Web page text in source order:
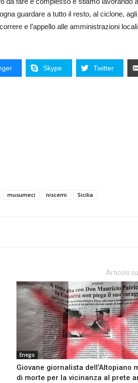
guardare a tutto il resto, al ciclone,
e l’appello alle amministrazioni
Skype Twitter
musumeci niscemi Sicilia
Articolo
Enego
Giovane giornalista dell’Altopiano
di morte per la vicinanza al prete